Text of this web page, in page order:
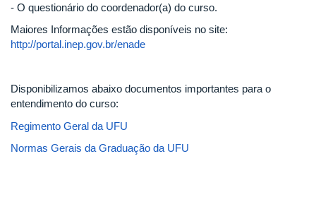
- O questionário do coordenador(a) do curso.
Maiores Informações estão disponíveis no site:
http://portal.inep.gov.br/enade
Disponibilizamos abaixo documentos importantes para o
entendimento do curso:
Regimento Geral da UFU
Normas Gerais da Graduação da UFU